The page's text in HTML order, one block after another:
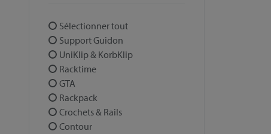
Sélectionner tout
Support Guidon
UniKlip & KorbKlip
Racktime
GTA
Rackpack
Crochets & Rails
Contour